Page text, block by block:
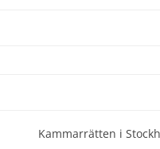
Kammarrätten i